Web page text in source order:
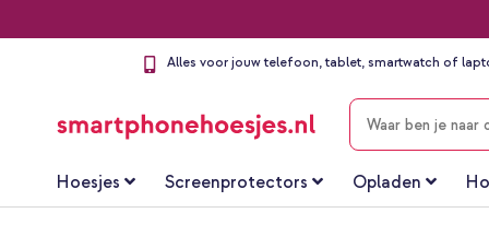
Alles voor jouw telefoon, tablet, smartwatch of
ZOEKEN
Hoesjes Screenprotectors Opladen